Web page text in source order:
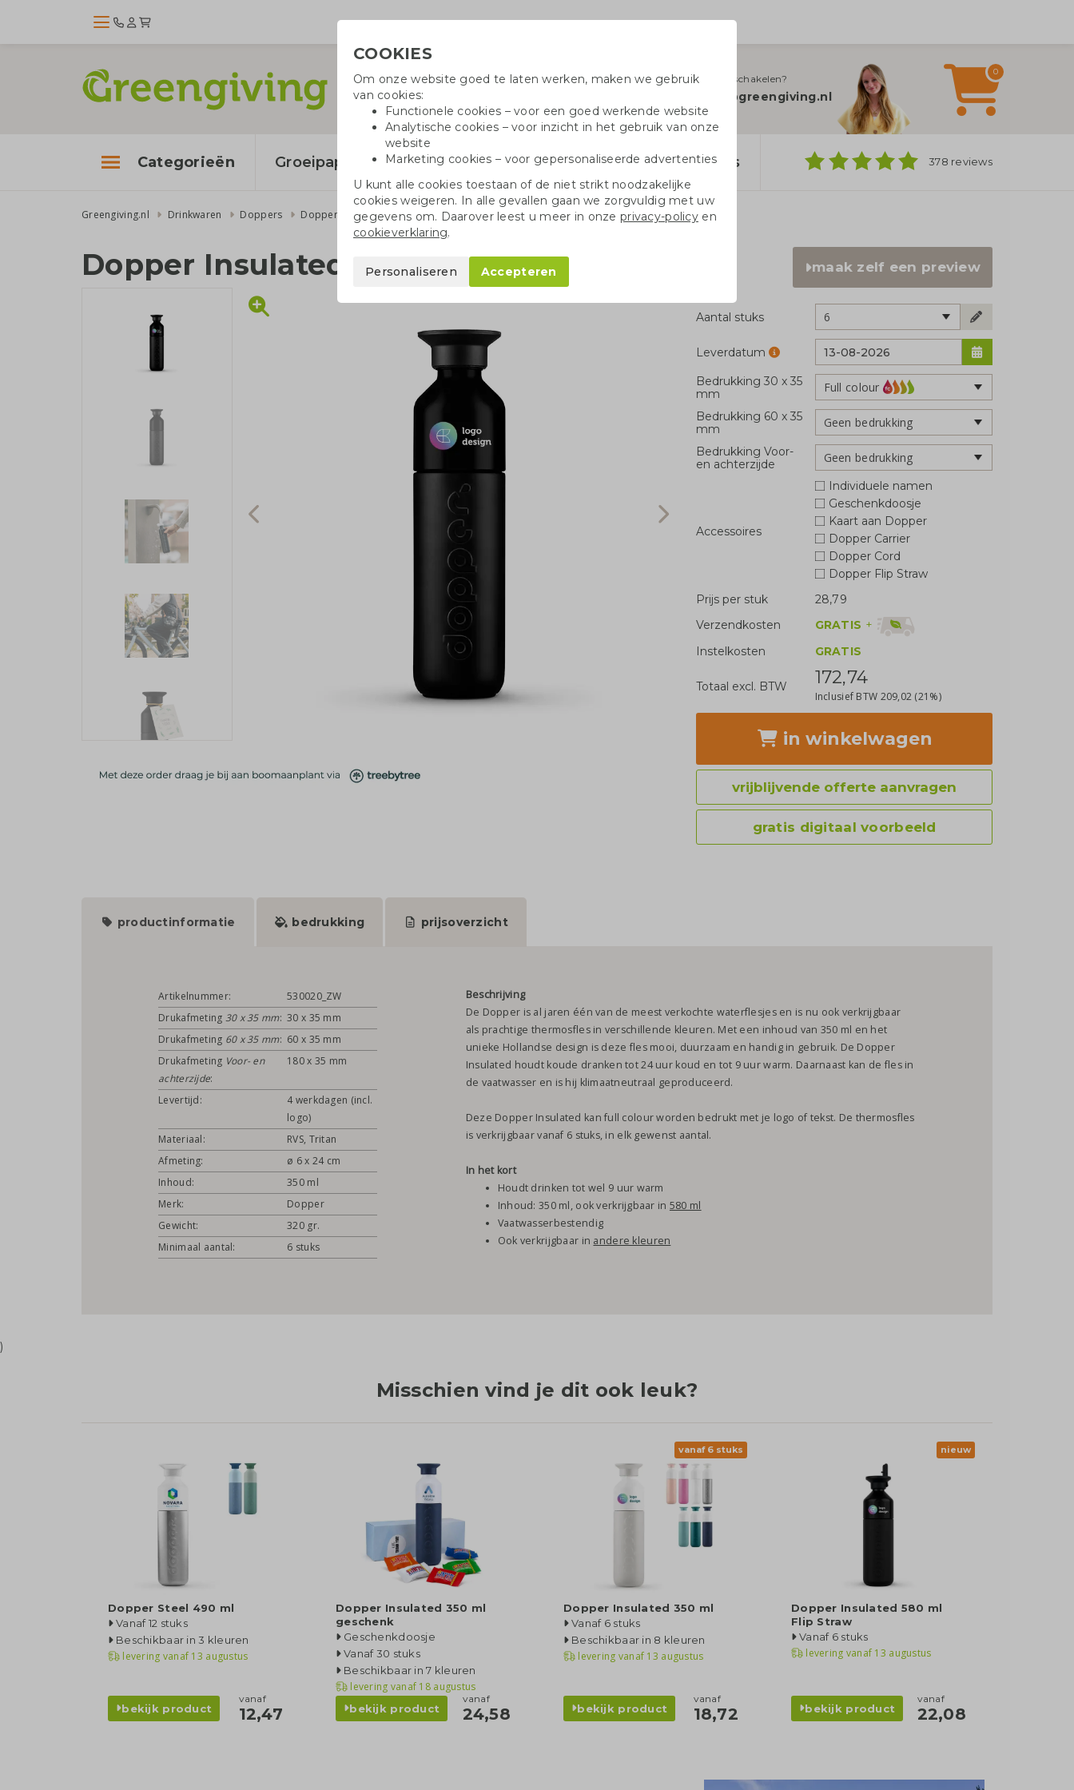
Hulplijn inschakelen?
info@greengiving.nl
0
Categorieën Groeipapier Katoenen tassen Pennen Doppers 378 reviews
Greengiving.nl Drinkwaren Doppers Dopper Insulated 350 ml zwart
Dopper Insulated 350 ml zwart maak zelf een preview
Aantal stuks 6
Leverdatum
Bedrukking 30 x 35
mm
Full colour
Bedrukking 60 x 35
mm
Geen bedrukking
Bedrukking Voor-
en achterzijde
Geen bedrukking
Accessoires
Individuele namen
Geschenkdoosje
Kaart aan Dopper
Dopper Carrier
Dopper Cord
Dopper Flip Straw
Prijs per stuk
28,79
Verzendkosten
GRATIS +
Instelkosten
GRATIS
Totaal excl. BTW 172,74
Inclusief BTW 209,02 (21%)
in winkelwagen
vrijblijvende offerte aanvragen
gratis digitaal voorbeeld
productinformatie bedrukking prijsoverzicht
Artikelnummer:
530020_ZW
Drukafmeting 30 x 35 mm: 30 x 35 mm
Drukafmeting 60 x 35 mm: 60 x 35 mm
Drukafmeting Voor- en
achterzijde:
180 x 35 mm
Levertijd:
4 werkdagen (incl.
logo)
Materiaal:
RVS, Tritan
Afmeting:
ø 6 x 24 cm
Inhoud:
350 ml
Merk:
Dopper
Gewicht:
320 gr.
Minimaal aantal:
6 stuks
Beschrijving
De Dopper is al jaren één van de meest verkochte waterflesjes en is nu ook verkrijgbaar
als prachtige thermosfles in verschillende kleuren. Met een inhoud van 350 ml en het
unieke Hollandse design is deze fles mooi, duurzaam en handig in gebruik. De Dopper
Insulated houdt koude dranken tot 24 uur koud en tot 9 uur warm. Daarnaast kan de fles in
de vaatwasser en is hij klimaatneutraal geproduceerd.
Deze Dopper Insulated kan full colour worden bedrukt met je logo of tekst. De thermosfles
is verkrijgbaar vanaf 6 stuks, in elk gewenst aantal.
In het kort
Houdt drinken tot wel 9 uur warm
Inhoud: 350 ml, ook verkrijgbaar in 580 ml
Vaatwasserbestendig
Ook verkrijgbaar in andere kleuren
)
Misschien vind je dit ook leuk?
Dopper Steel 490 ml
Vanaf 12 stuks
Beschikbaar in 3 kleuren
levering vanaf 13 augustus
bekijk product
vanaf
12,47
Dopper Insulated 350 ml
geschenk
Geschenkdoosje
Vanaf 30 stuks
Beschikbaar in 7 kleuren
levering vanaf 18 augustus
bekijk product
vanaf
24,58
vanaf 6 stuks
Dopper Insulated 350 ml
Vanaf 6 stuks
Beschikbaar in 8 kleuren
levering vanaf 13 augustus
bekijk product
vanaf
18,72
nieuw
Dopper Insulated 580 ml
Flip Straw
Vanaf 6 stuks
levering vanaf 13 augustus
bekijk product
vanaf
22,08
COOKIES
Om onze website goed te laten werken, maken we gebruik
van cookies:
Functionele cookies – voor een goed werkende website
Analytische cookies – voor inzicht in het gebruik van onze
website
Marketing cookies – voor gepersonaliseerde advertenties
U kunt alle cookies toestaan of de niet strikt noodzakelijke
cookies weigeren. In alle gevallen gaan we zorgvuldig met uw
gegevens om. Daarover leest u meer in onzeprivacy-policyen
cookieverklaring.
Personaliseren Accepteren